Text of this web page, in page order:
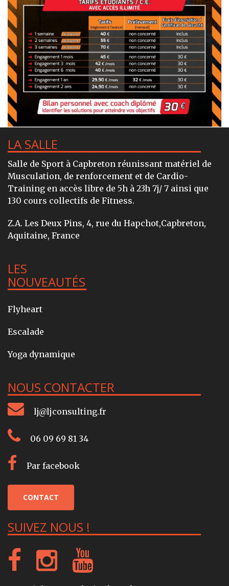
LA SALLE
Salle de Sport à Capbreton réunissant matériel de
Musculation, de renforcement et de Cardio-
Training en accès libre de 5h à 23h 7j/ 7 ainsi que
130 cours collectifs de Fitness.
Z.A. Les Deux Pins, 4, rue du Hapchot,Capbreton,
Aquitaine, France
LES
NOUVEAUTÉS
Flyheart
Escalade
Yoga dynamique
NOUS CONTACTER
lj@ljconsulting.fr
06 09 69 81 34
Par facebook
CONTACT
SUIVEZ NOUS !